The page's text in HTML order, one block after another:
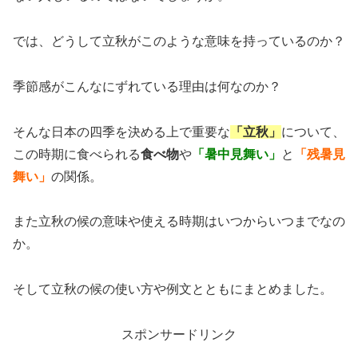
では、どうして立秋がこのような意味を持っているのか？
季節感がこんなにずれている理由は何なのか？
そんな日本の四季を決める上で重要な 「立秋」 について、
この時期に食べられる食べ物や 「暑中見舞い」 と
「残暑見
舞い」 の関係。
また立秋の候の意味や使える時期はいつからいつまでなの
か。
そして立秋の候の使い方や例文とともにまとめました。
スポンサードリンク